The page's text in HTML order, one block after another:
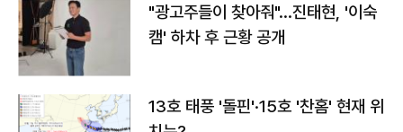
"광고주들이 찾아줘"…진태현, '이숙
캠' 하차 후 근황 공개
13호 태풍 '돌핀'·15호 '찬홈' 현재 위